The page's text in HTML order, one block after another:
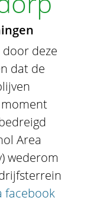
door deze
dat de
Area
wederom
facebook